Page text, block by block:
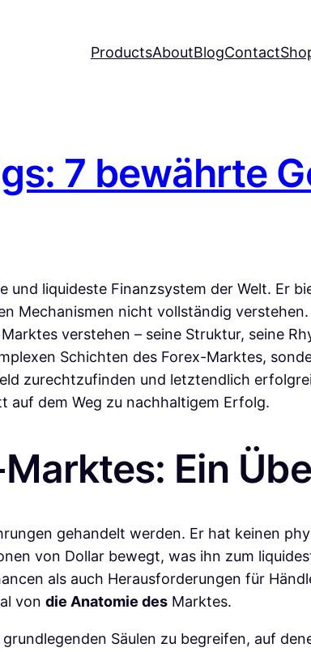
ProductsAboutBlogContact
7 bewährte
liquideste Finanzsystem der Welt. Er
Mechanismen nicht vollständig
Marktes verstehen – seine Struktur, seine
Schichten des Forex-Marktes,
zurechtzufinden und letztendlich
auf dem Weg zu nachhaltigem Erfolg.
Ein
gehandelt werden. Er hat keinen
von Dollar bewegt, was ihn zum
als auch Herausforderungen für
von die Anatomie des Marktes.
Säulen zu begreifen, auf